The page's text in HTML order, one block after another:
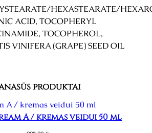
HEXASTEARATE/
ACID, TOCOPHERYL
TOCOPHEROL,
VINIFERA (GRAPE) SEED OIL
produktai
A / kremas veidui 50 ml